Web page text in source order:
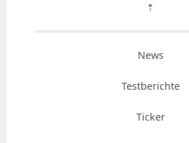
⇡
News
Testberichte
Ticker